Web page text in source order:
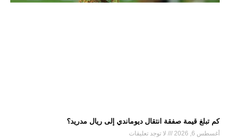
كم تبلغ قيمة صفقة انتقال ديوماندي إلى ريال مدريد؟
أغسطس 6, 2026 لا توجد تعليقات